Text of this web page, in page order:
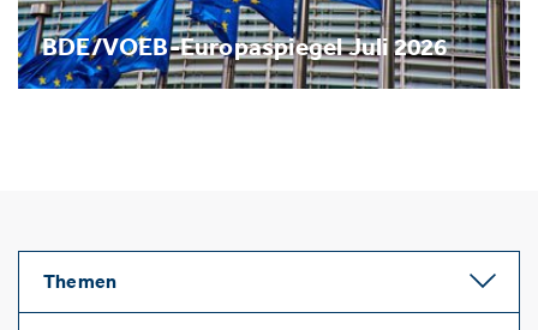
BDE/VOEB-Europaspiegel Juli 2026
Themen